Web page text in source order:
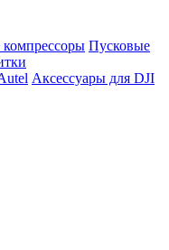
Пусковые
Аксессуары для DJI